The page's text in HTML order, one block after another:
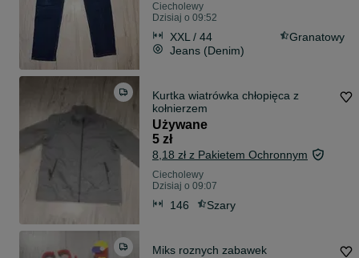
Ciecholewy
Dzisiaj o 09:52
XXL / 44
Granatowy
Jeans (Denim)
Kurtka wiatrówka chłopięca z
kołnierzem
Używane
5 zł
8,18 zł z Pakietem Ochronnym
Ciecholewy
Dzisiaj o 09:07
146 Szary
Miks roznych zabawek